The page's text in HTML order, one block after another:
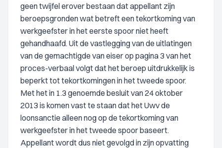
geen twijfel erover bestaan dat appellant zijn
beroepsgronden wat betreft een tekortkoming van
werkgeefster in het eerste spoor niet heeft
gehandhaafd. Uit de vastlegging van de uitlatingen
van de gemachtigde van eiser op pagina 3 van het
proces-verbaal volgt dat het beroep uitdrukkelijk is
beperkt tot tekortkomingen in het tweede spoor.
Met het in 1.3 genoemde besluit van 24 oktober
2013 is komen vast te staan dat het Uwv de
loonsanctie alleen nog op de tekortkoming van
werkgeefster in het tweede spoor baseert.
Appellant wordt dus niet gevolgd in zijn opvatting